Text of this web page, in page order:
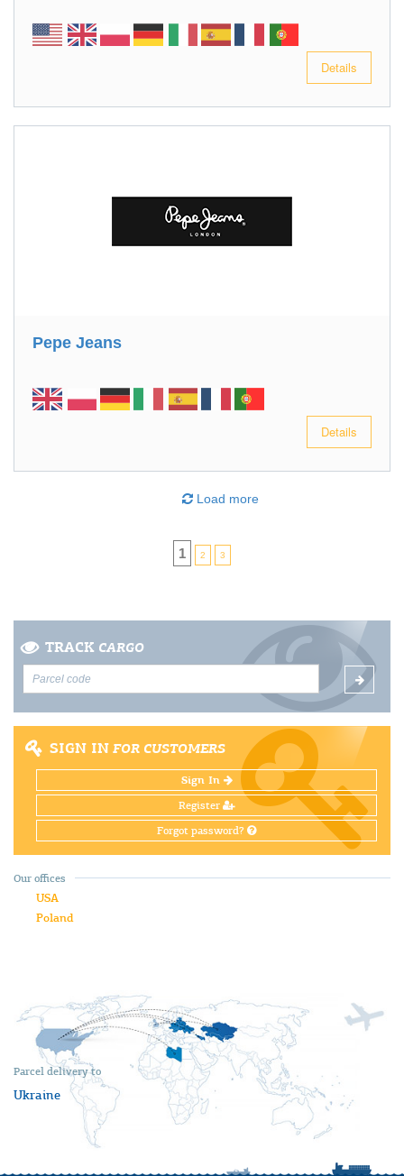
Details
Pepe Jeans
Details
Load more
1 2 3
TRACK CARGO
SIGN IN FOR CUSTOMERS
Sign In
Register
Forgot password?
Parcel delivery to
Ukraine
Our offices
USA
Poland